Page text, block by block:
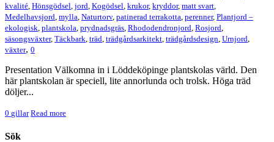
kvalité Hönsgödsel jord Kogödsel krukor, kryddor, matt svart
Medelhavsjord mylla Naturtorv, patinerad terrakotta perenner, Plantjord –
ekologisk plantskola prydnadsgräs Rhododendronjord Rosjord
säsongsväxter, Täckbark träd trädgårdsarkitekt trädgårdsdesign Urnjord
växter, 0
Presentation Välkomna in i Löddeköpinge plantskolas värld. Den
här plantskolan är speciell, lite annorlunda och trolsk. Höga träd
döljer...
0 gillar Read more
Sök